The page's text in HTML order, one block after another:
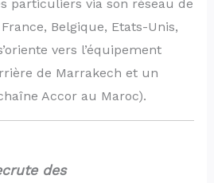
particuliers via son réseau de
Belgique, Etats-Unis,
vers l’équipement
de Marrakech et un
Accor au Maroc).
des